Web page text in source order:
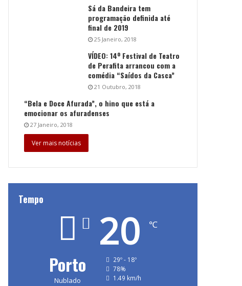
Sá da Bandeira tem
programação definida até
final de 2019
25 Janeiro, 2018
VÍDEO: 14º Festival de Teatro
de Perafita arrancou com a
comédia “Saídos da Casca”
21 Outubro, 2018
“Bela e Doce Afurada”, o hino que está a
emocionar os afuradenses
27 Janeiro, 2018
Ver mais notícias
Tempo
Porto
Nublado
20 ℃
29º - 18º
78%
1.49 km/h